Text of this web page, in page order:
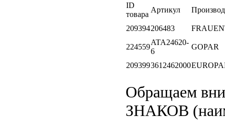
ID
товара
Артикул
209394206483
224559
ATA24620-
6
GOPAR
2093993612462000
Обращаем
ЗНАКОВ